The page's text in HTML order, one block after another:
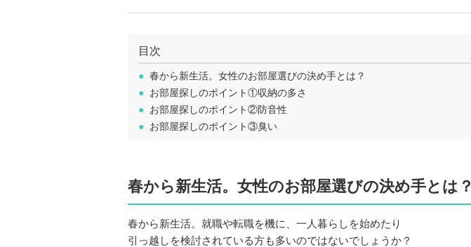
目次
● 春から新生活。女性のお部屋選びの決め手とは？
● お部屋探しのポイント①収納の多さ
● お部屋探しのポイント②防音性
● お部屋探しのポイント③臭い
春から新生活。女性のお部屋選びの決め手とは？
春から新生活。就職や転職を機に、一人暮らしを始めたり
引っ越しを検討されている方も多いのではないでしょうか？